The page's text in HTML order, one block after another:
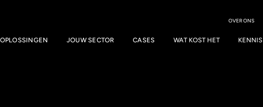
OVER ONS
OPLOSSINGEN JOUW SECTOR CASES WAT KOST HET KENNIS